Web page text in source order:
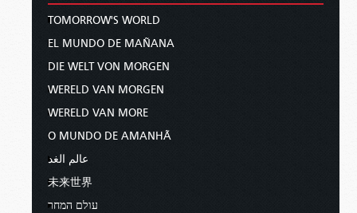
TOMORROW'S WORLD
EL MUNDO DE MAÑANA
DIE WELT VON MORGEN
WERELD VAN MORGEN
WERELD VAN MORE
O MUNDO DE AMANHÃ
عالم الغد
未来世界
עולם המחר